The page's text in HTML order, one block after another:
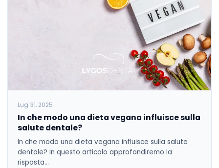
Lug 31, 2025
In che modo una dieta vegana influisce sulla
salute dentale?
In che modo una dieta vegana influisce sulla salute
dentale? In questo articolo approfondiremo la
risposta…